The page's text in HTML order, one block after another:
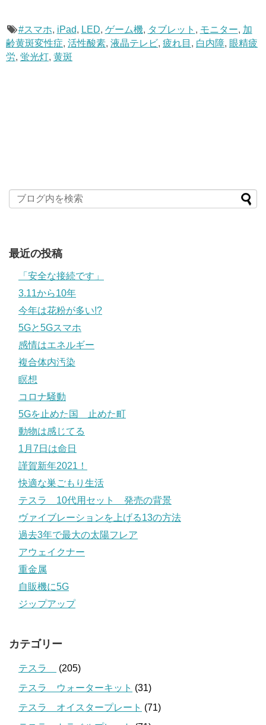
#スマホ, iPad, LED, ゲーム機, タブレット , モニター, 加
齢黄斑変性症, 活性酸素, 液晶テレビ, 疲れ目 , 白内障, 眼精疲
労, 蛍光灯, 黄斑
最近の投稿
「安全な接続です」
3.11から10年
今年は花粉が多い!?
5Gと5Gスマホ
感情はエネルギー
複合体内汚染
瞑想
コロナ騒動
5Gを止めた国 止めた町
動物は感じてる
1月7日は命日
謹賀新年2021！
快適な巣ごもり生活
テスラ 10代用セット 発売の背景
ヴァイブレーションを上げる13の方法
過去3年で最大の太陽フレア
アウェイクナー
重金属
自販機に5G
ジップアップ
カテゴリー
テスラ
(205)
テスラ ウォーターキット (31)
テスラ オイスタープレート (71)